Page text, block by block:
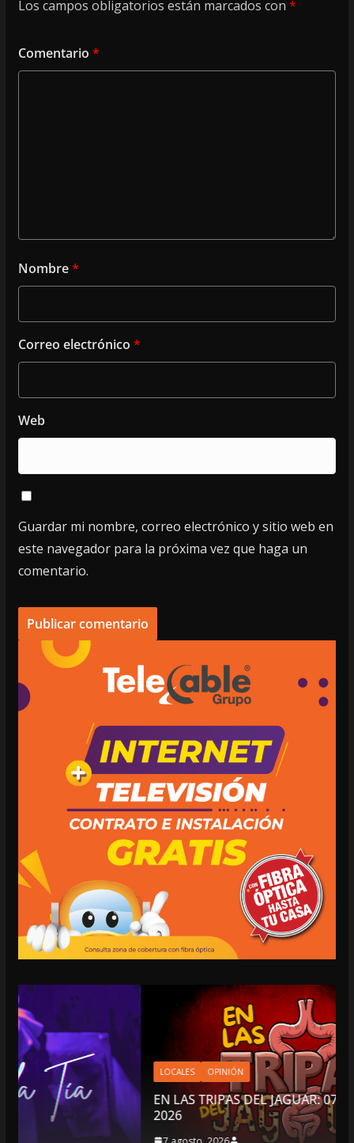
Los campos obligatorios están marcados con *
Comentario *
Nombre*
Correo electrónico *
Web
Guardar mi nombre, correo electrónico y sitio web en
este navegador para la próxima vez que haga un
comentario.
LOCALES OPINIÓN
EN LAS TRIPAS DEL JAGUAR: 07 DE AGOSTO DE
2026